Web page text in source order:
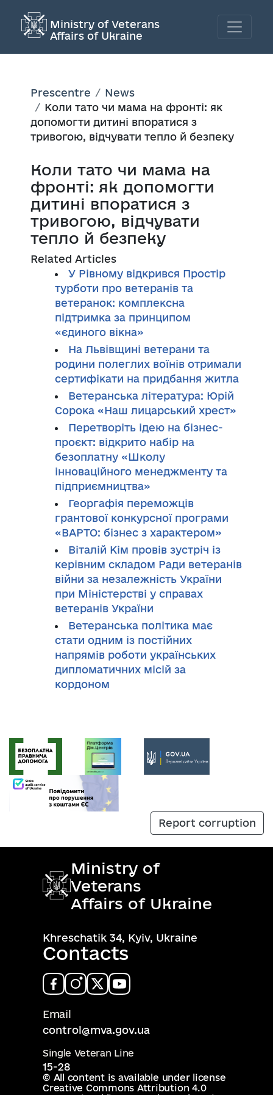
Ministry of Veterans
Affairs of Ukraine
Prescentre
News
Коли тато чи мама на фронті: як
допомогти дитині впоратися з
тривогою, відчувати тепло й безпеку
Коли тато чи мама на
фронті: як допомогти
дитині впоратися з
тривогою, відчувати
тепло й безпеку
Related Articles
У Рівному відкрився Простір
турботи про ветеранів та
ветеранок: комплексна
підтримка за принципом
«єдиного вікна»
На Львівщині ветерани та
родини полеглих воїнів отримали
сертифікати на придбання житла
Ветеранська література: Юрій
Сорока «Наш лицарський хрест»
Перетворіть ідею на бізнес-
проєкт: відкрито набір на
безоплатну «Школу
інноваційного менеджменту та
підприємництва»
Георгафія переможців
грантової конкурсної програми
«ВАРТО: бізнес з характером»
Віталій Кім провів зустріч із
керівним складом Ради ветеранів
війни за незалежність України
при Міністерстві у справах
ветеранів України
Ветеранська політика має
стати одним із постійних
напрямів роботи українських
дипломатичних місій за
кордоном
Report corruption
Ministry of
Veterans
Affairs of Ukraine
Khreschatik 34, Kyiv, Ukraine
Contacts
Email
control@mva.gov.ua
Single Veteran Line
15-28
© All content is available under license
Creative Commons Attribution 4.0